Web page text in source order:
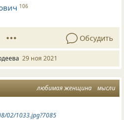
106
Обсудить
29 ноя 2021
любимая женщина мысли
02/1033.jpg?7085